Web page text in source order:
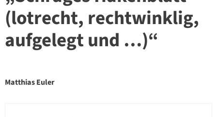
(lotrecht, rechtwinklig,
aufgelegt und …)“
Matthias Euler